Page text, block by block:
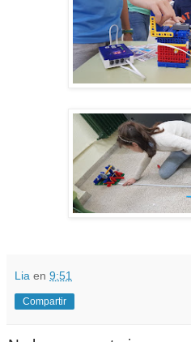
Lia en 9:51
Compartir